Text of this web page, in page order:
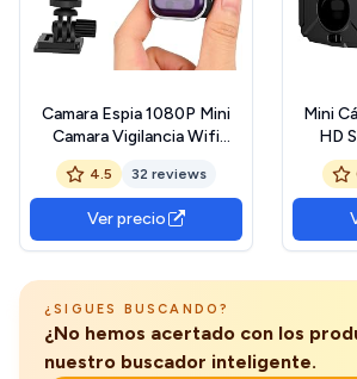
Camara Espia 1080P Mini
Camara Vigilancia Wifi
Interior 2025 Nuevos
Camara Espia oculta para
Ver En El Movil Camaras
Seguridad con Vision
Nocturna Vigilancia
4.5 32 reviews
Ver precio
Mini
HD
Horas
¿SIGUES BUSCANDO?
¿No hemos acertado con los
nuestro buscador inteligente.